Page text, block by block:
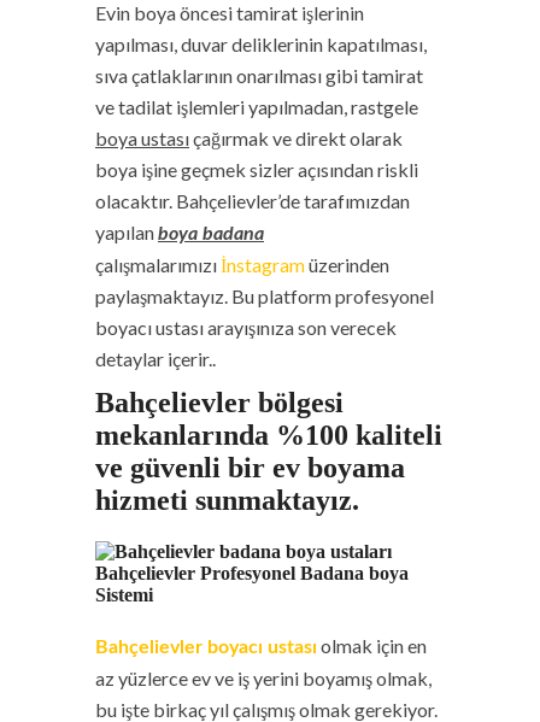
Evin boya öncesi tamirat işlerinin
yapılması, duvar deliklerinin kapatılması,
sıva çatlaklarının onarılması gibi tamirat
ve tadilat işlemleri yapılmadan, rastgele
boya ustasıçağırmak ve direkt olarak
boya işine geçmek sizler açısından riskli
olacaktır. Bahçelievler’de tarafımızdan
yapılanboya badana
çalışmalarımızıİnstagramüzerinden
paylaşmaktayız. Bu platform profesyonel
boyacı ustası arayışınıza son verecek
detaylar içerir..
Bahçelievler bölgesi
mekanlarında %100 kaliteli
ve güvenli bir ev boyama
hizmeti sunmaktayız.
Bahçelievler Profesyonel Badana boya
Sistemi
Bahçelievler boyacı ustası olmak için en
az yüzlerce ev ve iş yerini boyamış olmak,
bu işte birkaç yıl çalışmış olmak gerekiyor.